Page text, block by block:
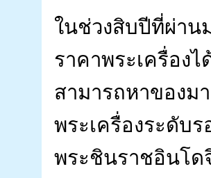
ในช่วงสิบปีที่ผ่าน
ราคาพระเครื่อง
สามารถหาของม
พระเครื่องระดับ
พระชินราชอินโ